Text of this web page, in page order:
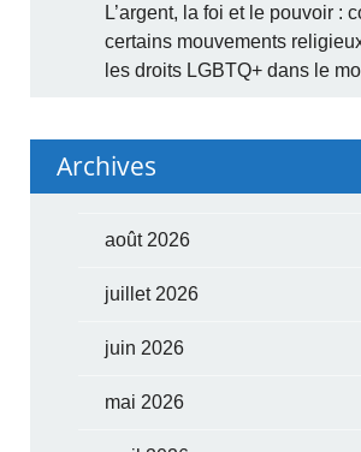
L’argent, la foi et le pouvoir :
certains mouvements
les droits LGBTQ+ dans le
Archives
août 2026
juillet 2026
juin 2026
mai 2026